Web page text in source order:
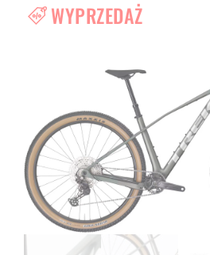
WYPRZEDAŻ